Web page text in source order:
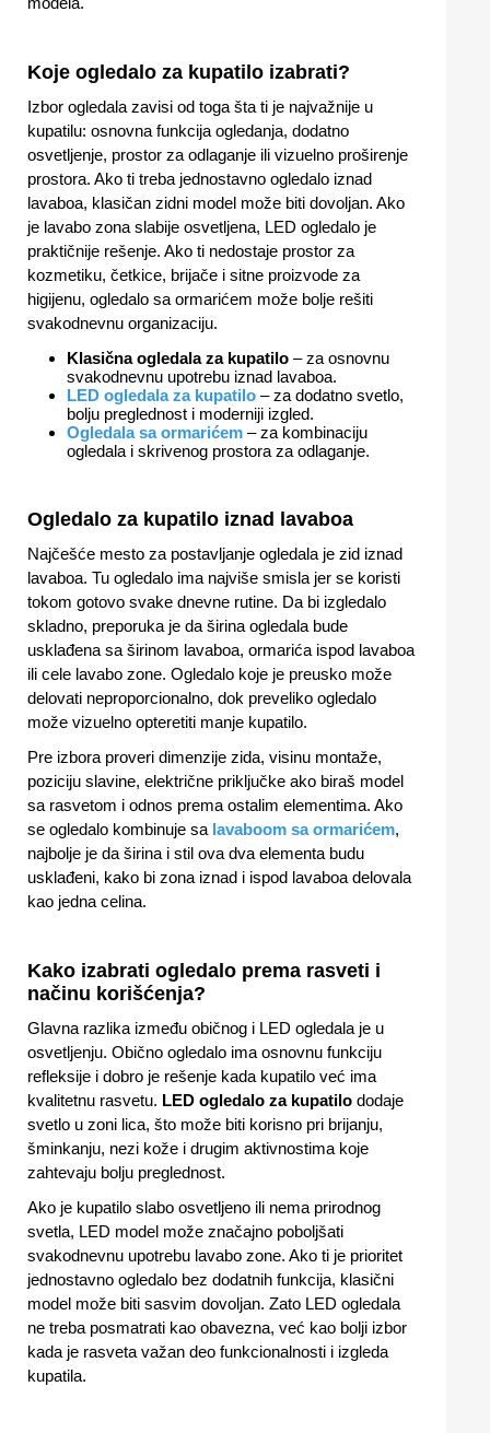
Koje ogledalo za kupatilo izabrati?
Izbor ogledala zavisi od toga šta ti je najvažnije u
kupatilu: osnovna funkcija ogledanja, dodatno
osvetljenje, prostor za odlaganje ili vizuelno proširenje
prostora. Ako ti treba jednostavno ogledalo iznad
lavaboa, klasičan zidni model može biti dovoljan. Ako
je lavabo zona slabije osvetljena, LED ogledalo je
praktičnije rešenje. Ako ti nedostaje prostor za
kozmetiku, četkice, brijače i sitne proizvode za
higijenu, ogledalo sa ormarićem može bolje rešiti
svakodnevnu organizaciju.
Klasična ogledala za kupatilo – za osnovnu
svakodnevnu upotrebu iznad lavaboa.
LED ogledala za kupatilo – za dodatno svetlo,
bolju preglednost i moderniji izgled.
Ogledala sa ormarićem – za kombinaciju
ogledala i skrivenog prostora za odlaganje.
Ogledalo za kupatilo iznad lavaboa
Najčešće mesto za postavljanje ogledala je zid iznad
lavaboa. Tu ogledalo ima najviše smisla jer se koristi
tokom gotovo svake dnevne rutine. Da bi izgledalo
skladno, preporuka je da širina ogledala bude
usklađena sa širinom lavaboa, ormarića ispod lavaboa
ili cele lavabo zone. Ogledalo koje je preusko može
delovati neproporcionalno, dok preveliko ogledalo
može vizuelno opteretiti manje kupatilo.
Pre izbora proveri dimenzije zida, visinu montaže,
poziciju slavine, električne priključke ako biraš model
sa rasvetom i odnos prema ostalim elementima. Ako
se ogledalo kombinuje sa lavaboom sa ormarićem,
najbolje je da širina i stil ova dva elementa budu
usklađeni, kako bi zona iznad i ispod lavaboa delovala
kao jedna celina.
Kako izabrati ogledalo prema rasveti i
načinu korišćenja?
Glavna razlika između običnog i LED ogledala je u
osvetljenju. Obično ogledalo ima osnovnu funkciju
refleksije i dobro je rešenje kada kupatilo već ima
kvalitetnu rasvetu. LED ogledalo za kupatilo dodaje
svetlo u zoni lica, što može biti korisno pri brijanju,
šminkanju, nezi kože i drugim aktivnostima koje
zahtevaju bolju preglednost.
Ako je kupatilo slabo osvetljeno ili nema prirodnog
svetla, LED model može značajno poboljšati
svakodnevnu upotrebu lavabo zone. Ako ti je prioritet
jednostavno ogledalo bez dodatnih funkcija, klasični
model može biti sasvim dovoljan. Zato LED ogledala
ne treba posmatrati kao obavezna, već kao bolji izbor
kada je rasveta važan deo funkcionalnosti i izgleda
kupatila.